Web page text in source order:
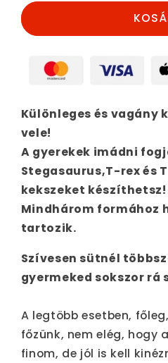
Különleges és vagány
vele!
A gyerekek imádni
Stegasaurus,T-rex és
kekszeket készíthetsz!
Mindhárom formához
tartozik.
Szívesen sütnél
gyermeked sokszor rá
A legtöbb esetben,
főzünk, nem elég, hogy
finom, de jól is kell